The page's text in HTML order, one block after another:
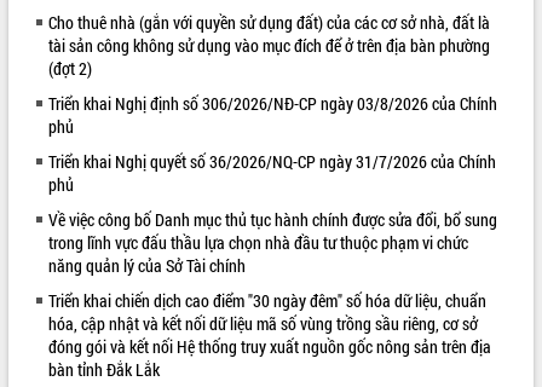
vụ 6 tháng cuối năm 2026
Kỳ họp thứ Hai, Hội đồng nhân dân
tỉnh khóa XI quyết nghị nhiều nội dung
quan trọng
Bí thư Tỉnh ủy Lương Nguyễn Minh
Triết thăm, tặng quà người có công với
cách mạng
Rà soát, hoàn thiện hệ thống thiết chế
văn hóa, thể thao đáp ứng yêu cầu
phát triển mới
Thường trực HĐND tỉnh Đắk Lắk gặp
mặt Đoàn chuyên gia y tế TP. Hồ Chí
Minh
Lễ truy điệu và an táng hài cốt liệt sĩ
ALBUM ẢNH
LIÊN KẾT WEB
Cho thuê nhà (gắn với quyền sử dụng đất) của các cơ sở nhà, đất là
tài sản công không sử dụng vào mục đích để ở trên địa bàn phường
(đợt 2)
Triển khai Nghị định số 306/2026/NĐ-CP ngày 03/8/2026 của Chính
phủ
Triển khai Nghị quyết số 36/2026/NQ-CP ngày 31/7/2026 của Chính
phủ
Về việc công bố Danh mục thủ tục hành chính được sửa đổi, bổ sung
trong lĩnh vực đấu thầu lựa chọn nhà đầu tư thuộc phạm vi chức
năng quản lý của Sở Tài chính
Triển khai chiến dịch cao điểm "30 ngày đêm" số hóa dữ liệu, chuẩn
hóa, cập nhật và kết nối dữ liệu mã số vùng trồng sầu riêng, cơ sở
đóng gói và kết nối Hệ thống truy xuất nguồn gốc nông sản trên địa
bàn tỉnh Đắk Lắk